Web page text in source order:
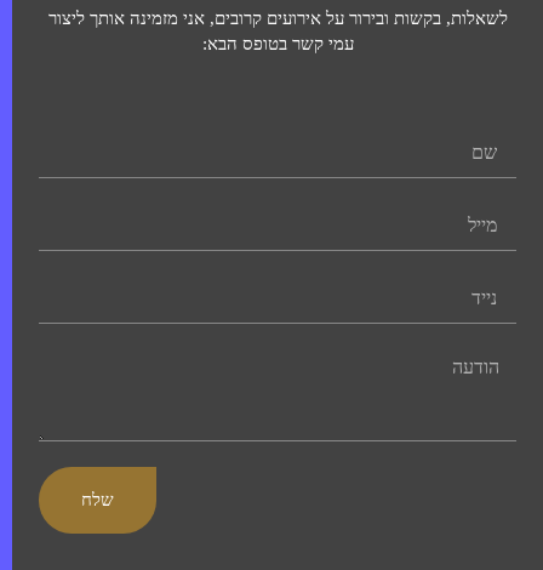
לשאלות, בקשות ובירור על אירועים קרובים, אני מזמינה אותך ליצור
עמי קשר בטופס הבא:
שלח